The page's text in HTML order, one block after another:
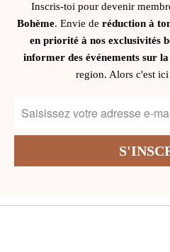
Inscris-toi pour devenir
Bohème. Envie de réduction à
en priorité à nos exclusivités
informer des événements sur
region. Alors c'est ici